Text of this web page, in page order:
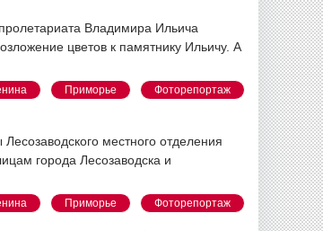
Владимира Ильича
цветов к памятнику Ильичу. А
Приморье Фоторепортаж
местного отделения
города Лесозаводска и
Приморье Фоторепортаж